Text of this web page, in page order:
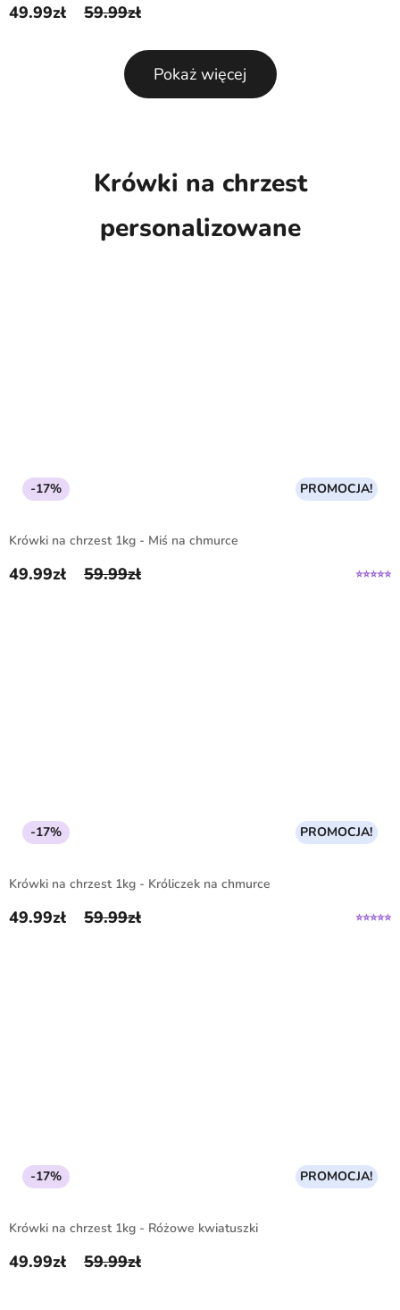
59.99zł
Pierwotna cena wynosiła: 59.99zł.
49.99zł
Aktualna cena wynosi: 49.99zł.
Pokaż więcej
Krówki na chrzest
personalizowane
-17% PROMOCJA!
Krówki na chrzest 1kg - Miś na chmurce
59.99zł
Pierwotna cena wynosiła: 59.99zł.
49.99zł
Aktualna cena wynosi: 49.99zł.
-17% PROMOCJA!
Krówki na chrzest 1kg - Króliczek na chmurce
59.99zł
Pierwotna cena wynosiła: 59.99zł.
49.99zł
Aktualna cena wynosi: 49.99zł.
-17% PROMOCJA!
Krówki na chrzest 1kg - Różowe kwiatuszki
59.99zł
Pierwotna cena wynosiła: 59.99zł.
49.99zł
Aktualna cena wynosi: 49.99zł.